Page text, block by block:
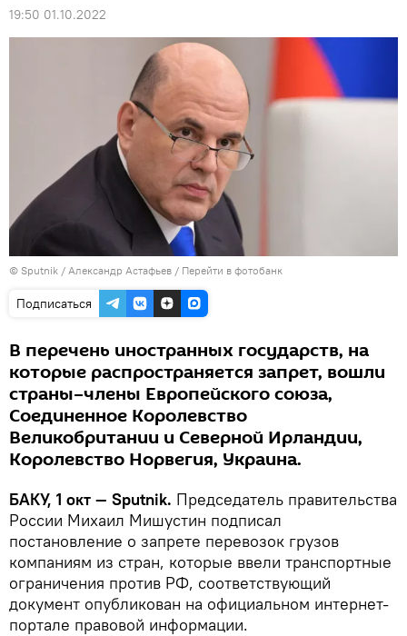
19:50 01.10.2022
© Sputnik / Александр Астафьев / Перейти в фотобанк
Подписаться
В перечень иностранных государств, на
которые распространяется запрет, вошли
страны–члены Европейского союза,
Соединенное Королевство
Великобритании и Северной Ирландии,
Королевство Норвегия, Украина.
БАКУ, 1 окт — Sputnik. Председатель правительства
России Михаил Мишустин подписал
постановление о запрете перевозок грузов
компаниям из стран, которые ввели транспортные
ограничения против РФ, соответствующий
документ опубликован на официальном интернет-
портале правовой информации.